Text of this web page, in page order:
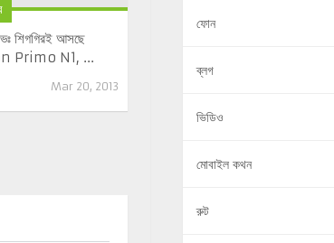
শিগগিরই আসছে
Primo N1, ...
Mar 20, 2013
ফোন
ব্লগ
ভিডিও
মোবাইল কথন
রুট